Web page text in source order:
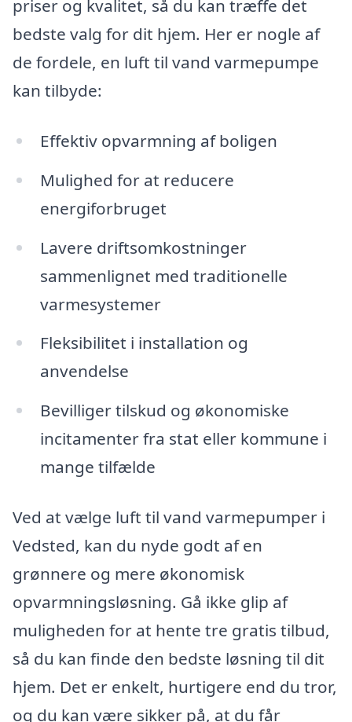
priser og kvalitet, så du kan træffe det
bedste valg for dit hjem. Her er nogle af
de fordele, en luft til vand varmepumpe
kan tilbyde:
Effektiv opvarmning af boligen
Mulighed for at reducere
energiforbruget
Lavere driftsomkostninger
sammenlignet med traditionelle
varmesystemer
Fleksibilitet i installation og
anvendelse
Bevilliger tilskud og økonomiske
incitamenter fra stat eller kommune i
mange tilfælde
Ved at vælge luft til vand varmepumper i
Vedsted, kan du nyde godt af en
grønnere og mere økonomisk
opvarmningsløsning. Gå ikke glip af
muligheden for at hente tre gratis tilbud,
så du kan finde den bedste løsning til dit
hjem. Det er enkelt, hurtigere end du tror,
og du kan være sikker på, at du får